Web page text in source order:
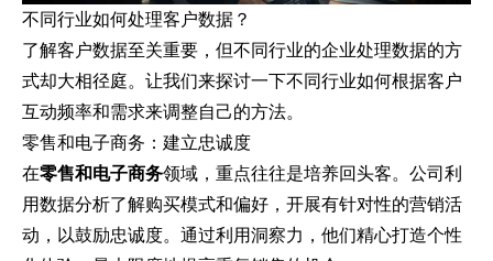
不同行业如何处理客户数据？
了解客户数据至关重要，但不同行业的企业处理数据的方
式却大相径庭。让我们来探讨一下不同行业如何根据客户
互动频率和需求来调整自己的方法。
零售和电子商务：建立忠诚度
在零售和电子商务领域，重点往往是培养回头客。公司利
用数据分析了解购买模式和偏好，开展有针对性的营销活
动，以鼓励忠诚度。通过利用洞察力，他们精心打造个性